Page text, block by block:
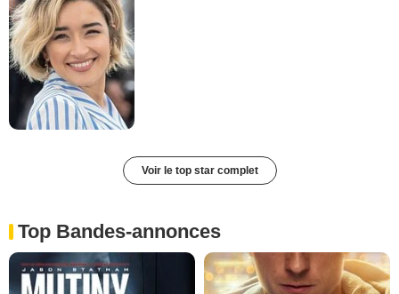
Voir le top star complet
Top Bandes-annonces